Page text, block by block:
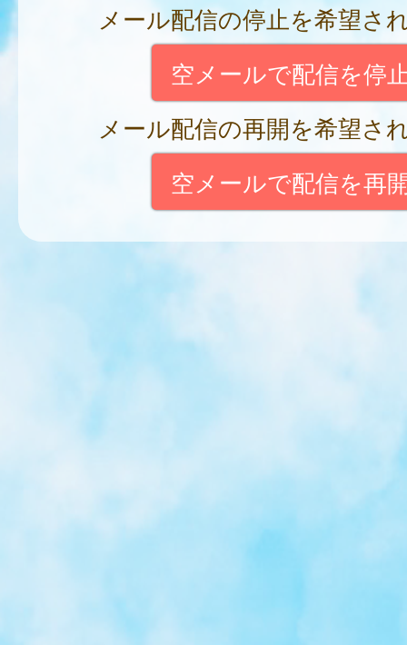
メール配信の停止を希望さ
空メールで配信を停
メール配信の再開を希望さ
空メールで配信を再